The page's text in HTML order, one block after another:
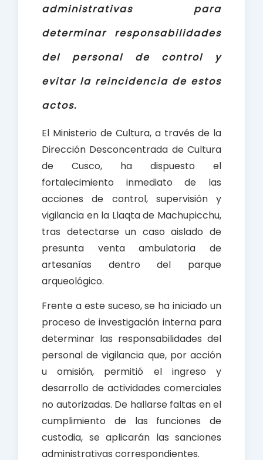
p
administrativas para
determinar responsabilidades
del personal de control y
evitar la reincidencia de estos
actos.
El Ministerio de Cultura, a través de la
Dirección Desconcentrada de Cultura
de Cusco, ha dispuesto el
fortalecimiento inmediato de las
acciones de control, supervisión y
vigilancia en la Llaqta de Machupicchu,
tras detectarse un caso aislado de
presunta venta ambulatoria de
artesanías dentro del parque
arqueológico.
Frente a este suceso, se ha iniciado un
proceso de investigación interna para
determinar las responsabilidades del
personal de vigilancia que, por acción
u omisión, permitió el ingreso y
desarrollo de actividades comerciales
no autorizadas. De hallarse faltas en el
cumplimiento de las funciones de
custodia, se aplicarán las sanciones
administrativas correspondientes.